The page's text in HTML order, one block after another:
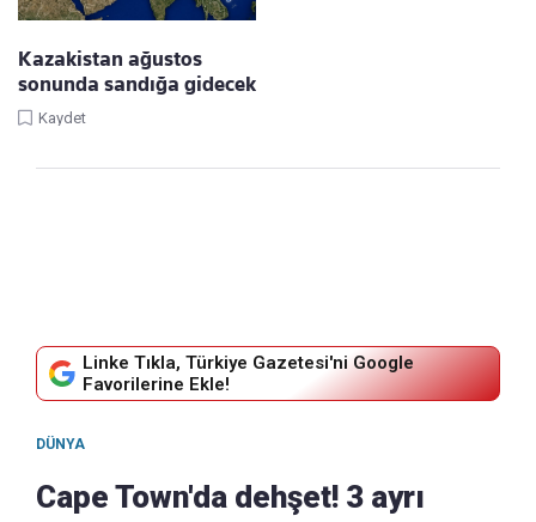
Kazakistan ağustos
sonunda sandığa gidecek
Kaydet
Linke Tıkla, Türkiye Gazetesi'ni Google
Favorilerine Ekle!
DÜNYA
Cape Town'da dehşet! 3 ayrı